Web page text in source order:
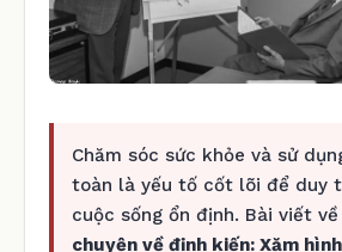
Chăm sóc sức khỏe và sử
toàn là yếu tố cốt lõi để duy
cuộc sống ổn định. Bài viết
chuyện về định kiến: Xăm